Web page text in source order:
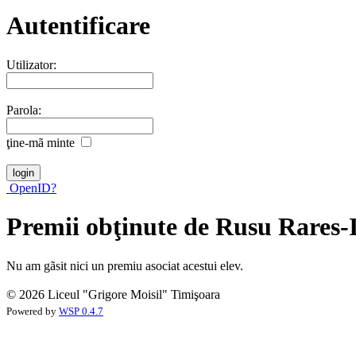
Autentificare
Utilizator:
Parola:
ţine-mã minte
OpenID?
Premii obţinute de Rusu
Nu am gãsit nici un premiu asociat acestui elev.
© 2026 Liceul "Grigore Moisil" Timişoara
Powered by WSP 0.4.7